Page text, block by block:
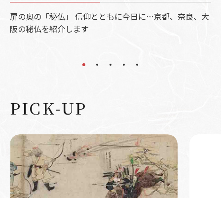
扉の奥の「秘仏」 信仰とともに今日に…京都、奈良、大
阪の秘仏を紹介します
【修理リポート】2025年度で完了した作品がそれぞれの
お寺などに戻りました
【伝統 私たちがつなぐ】伝統芸能や工芸など…後継者育
成の現場を取材しました
【加賀前田家の歴史 百万石の遺産】脅威の大コレクショ
ンを脅威の美しさで守り継ぐ…ゆかりの場所も紹介しま
「紡ぐプロジェクト」2026年度修理助成対象 重要文化
財7件の詳細はこちらから
PICK-UP